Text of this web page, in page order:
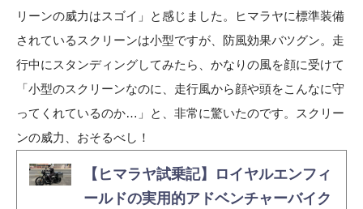
リーンの威力はスゴイ」と感じました。ヒマラヤに標準装備
されているスクリーンは小型ですが、防風効果バツグン。走
行中にスタンディングしてみたら、かなりの風を顔に受けて
「小型のスクリーンなのに、走行風から顔や頭をこんなに守
ってくれているのか…」と、非常に驚いたのです。スクリー
ンの威力、おそるべし！
【ヒマラヤ試乗記】ロイヤルエンフィ
ールドの実用的アドベンチャーバイク